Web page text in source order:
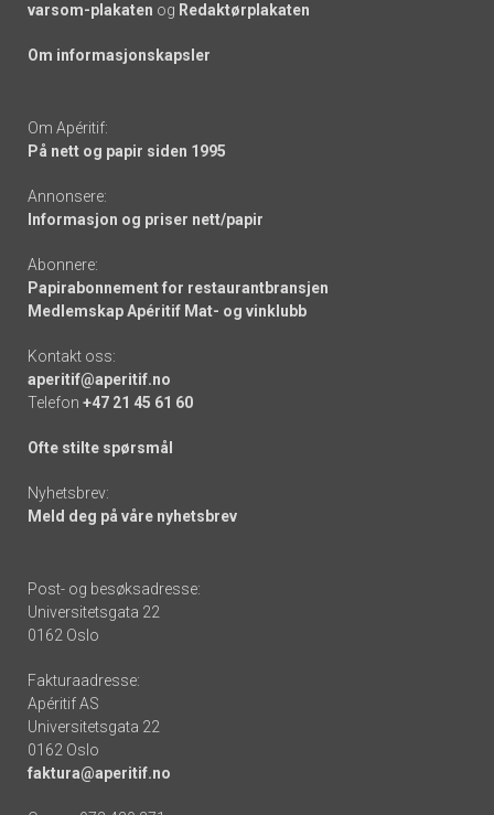
varsom-plakaten og Redaktørplakaten
Om informasjonskapsler
Om Apéritif:
På nett og papir siden 1995
Annonsere:
Informasjon og priser nett/papir
Abonnere:
Papirabonnement for restaurantbransjen
Medlemskap Apéritif Mat- og vinklubb
Kontakt oss:
aperitif@aperitif.no
Telefon +47 21 45 61 60
Ofte stilte spørsmål
Nyhetsbrev:
Meld deg på våre nyhetsbrev
Post- og besøksadresse:
Universitetsgata 22
0162 Oslo
Fakturaadresse:
Apéritif AS
Universitetsgata 22
0162 Oslo
faktura@aperitif.no